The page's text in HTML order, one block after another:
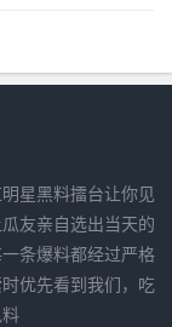
星黑料擂台让你见
友亲自选出当天的
条爆料都经过严格
优先看到我们，吃